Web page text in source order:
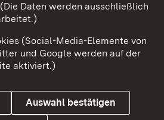
Barrierefreiheit
Cookies
Daten werden ausschließlich
(Social-Media-Elemente von
und Google werden auf der
aktiviert.)
Auswahl bestätigen